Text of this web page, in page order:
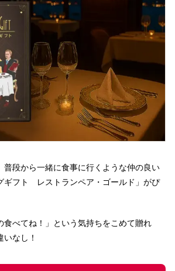
普段から一緒に食事に行くような仲の良い
ギフト レストランペア・ゴールド」がぴ
食べてね！」という気持ちをこめて贈れ
なし！